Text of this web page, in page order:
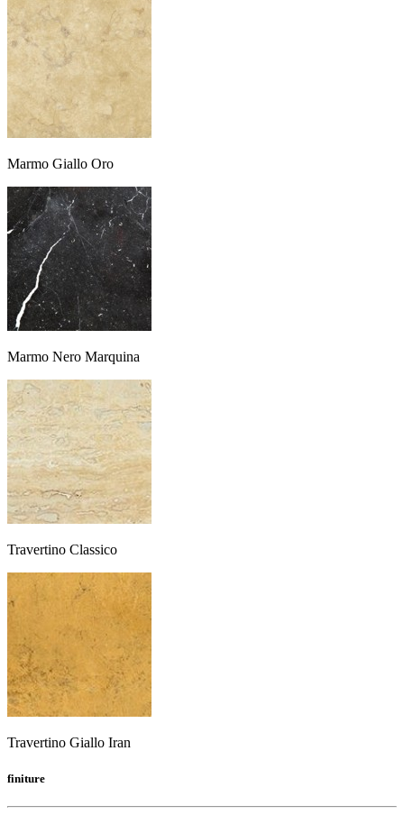
Marmo Giallo Oro
Marmo Nero Marquina
Travertino Classico
Travertino Giallo Iran
finiture